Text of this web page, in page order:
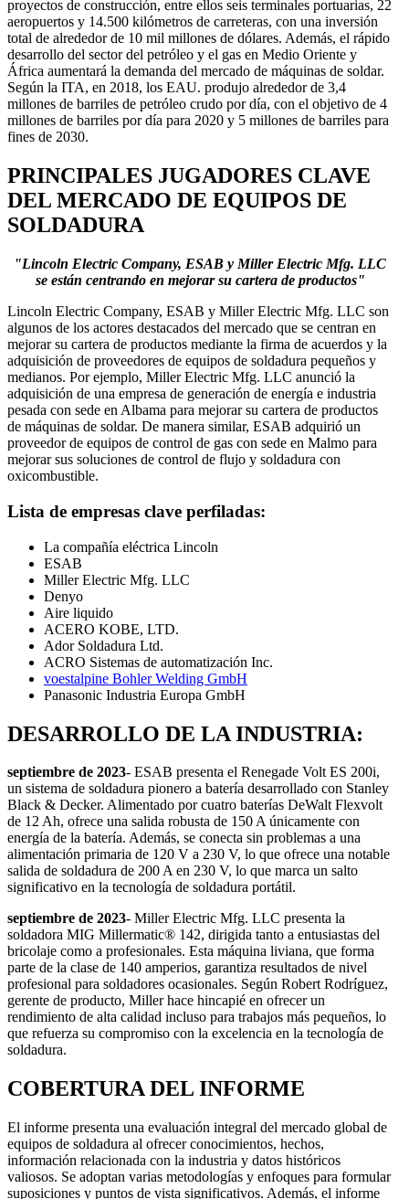
proyectos de construcción, entre ellos seis terminales portuarias, 22
aeropuertos y 14.500 kilómetros de carreteras, con una inversión
total de alrededor de 10 mil millones de dólares. Además, el rápido
desarrollo del sector del petróleo y el gas en Medio Oriente y
África aumentará la demanda del mercado de máquinas de soldar.
Según la ITA, en 2018, los EAU. produjo alrededor de 3,4
millones de barriles de petróleo crudo por día, con el objetivo de 4
millones de barriles por día para 2020 y 5 millones de barriles para
fines de 2030.
PRINCIPALES JUGADORES CLAVE
DEL MERCADO DE EQUIPOS DE
SOLDADURA
"Lincoln Electric Company, ESAB y Miller Electric Mfg. LLC
se están centrando en mejorar su cartera de productos"
Lincoln Electric Company, ESAB y Miller Electric Mfg. LLC son
algunos de los actores destacados del mercado que se centran en
mejorar su cartera de productos mediante la firma de acuerdos y la
adquisición de proveedores de equipos de soldadura pequeños y
medianos. Por ejemplo, Miller Electric Mfg. LLC anunció la
adquisición de una empresa de generación de energía e industria
pesada con sede en Albama para mejorar su cartera de productos
de máquinas de soldar. De manera similar, ESAB adquirió un
proveedor de equipos de control de gas con sede en Malmo para
mejorar sus soluciones de control de flujo y soldadura con
oxicombustible.
Lista de empresas clave perfiladas:
La compañía eléctrica Lincoln
ESAB
Miller Electric Mfg. LLC
Denyo
Aire liquido
ACERO KOBE, LTD.
Ador Soldadura Ltd.
ACRO Sistemas de automatización Inc.
voestalpine Bohler Welding GmbH
Panasonic Industria Europa GmbH
DESARROLLO DE LA INDUSTRIA:
septiembre de 2023- ESAB presenta el Renegade Volt ES 200i,
un sistema de soldadura pionero a batería desarrollado con Stanley
Black & Decker. Alimentado por cuatro baterías DeWalt Flexvolt
de 12 Ah, ofrece una salida robusta de 150 A únicamente con
energía de la batería. Además, se conecta sin problemas a una
alimentación primaria de 120 V a 230 V, lo que ofrece una notable
salida de soldadura de 200 A en 230 V, lo que marca un salto
significativo en la tecnología de soldadura portátil.
septiembre de 2023- Miller Electric Mfg. LLC presenta la
soldadora MIG Millermatic® 142, dirigida tanto a entusiastas del
bricolaje como a profesionales. Esta máquina liviana, que forma
parte de la clase de 140 amperios, garantiza resultados de nivel
profesional para soldadores ocasionales. Según Robert Rodríguez,
gerente de producto, Miller hace hincapié en ofrecer un
rendimiento de alta calidad incluso para trabajos más pequeños, lo
que refuerza su compromiso con la excelencia en la tecnología de
soldadura.
COBERTURA DEL INFORME
El informe presenta una evaluación integral del mercado global de
equipos de soldadura al ofrecer conocimientos, hechos,
información relacionada con la industria y datos históricos
valiosos. Se adoptan varias metodologías y enfoques para formular
suposiciones y puntos de vista significativos. Además, el informe